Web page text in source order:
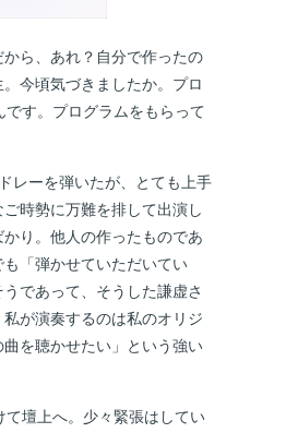
ら、あれ？自分で作ったの
今頃気づきましたか。プロ
す。プログラムをもらって
レーを弾いたが、とても上手
時勢に万難を排して出演し
り。他人の作ったものであ
「弾かせていただいてい
であって、そうした謙虚さ
が演奏するのは私のオリジ
を聴かせたい」という強い
壇上へ。少々緊張はしてい